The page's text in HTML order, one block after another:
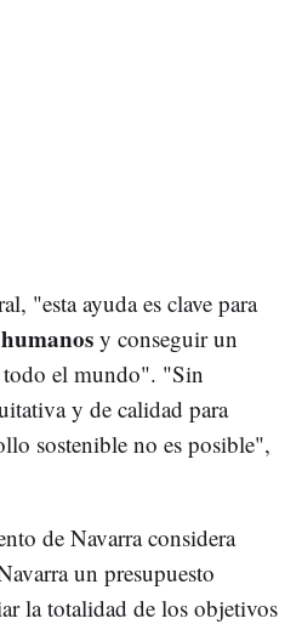
"esta ayuda es clave para
y conseguir un
todo el mundo". "Sin
y de calidad para
sostenible no es posible",
de Navarra considera
un presupuesto
la totalidad de los objetivos